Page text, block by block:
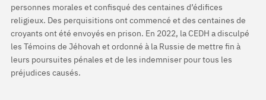
personnes morales et confisqué des centaines d’édifices
religieux. Des perquisitions ont commencé et des centaines de
croyants ont été envoyés en prison. En 2022, la CEDH a disculpé
les Témoins de Jéhovah et ordonné à la Russie de mettre fin à
leurs poursuites pénales et de les indemniser pour tous les
préjudices causés.